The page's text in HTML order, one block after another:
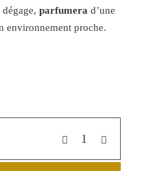
dégage,parfumera d’une
environnement proche.